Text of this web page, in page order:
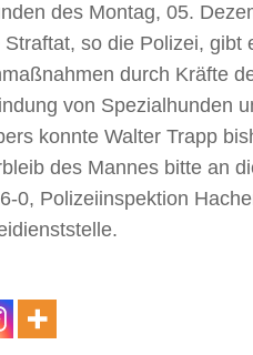
des Montag, 05.
so die Polizei, gibt
durch Kräfte
von Spezialhunden
konnte Walter Trapp
des Mannes bitte an
0, Polizeiinspektion